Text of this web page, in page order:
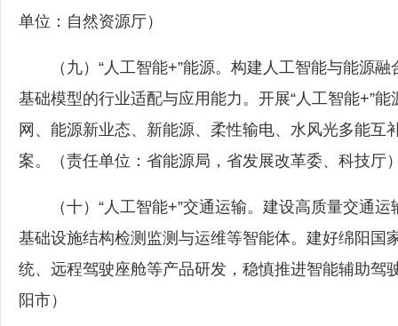
单位：自然资源厅）
（九）“人工智能+”能源。构建人工智能与能源融
基础模型的行业适配与应用能力。开展“人工智能+”
网、能源新业态、新能源、柔性输电、水风光多能
案。（责任单位：省能源局，省发展改革委、科技厅
（十）“人工智能+”交通运输。建设高质量交通运
基础设施结构检测监测与运维等智能体。建好绵阳国
统、远程驾驶座舱等产品研发，稳慎推进智能辅助驾
阳市）